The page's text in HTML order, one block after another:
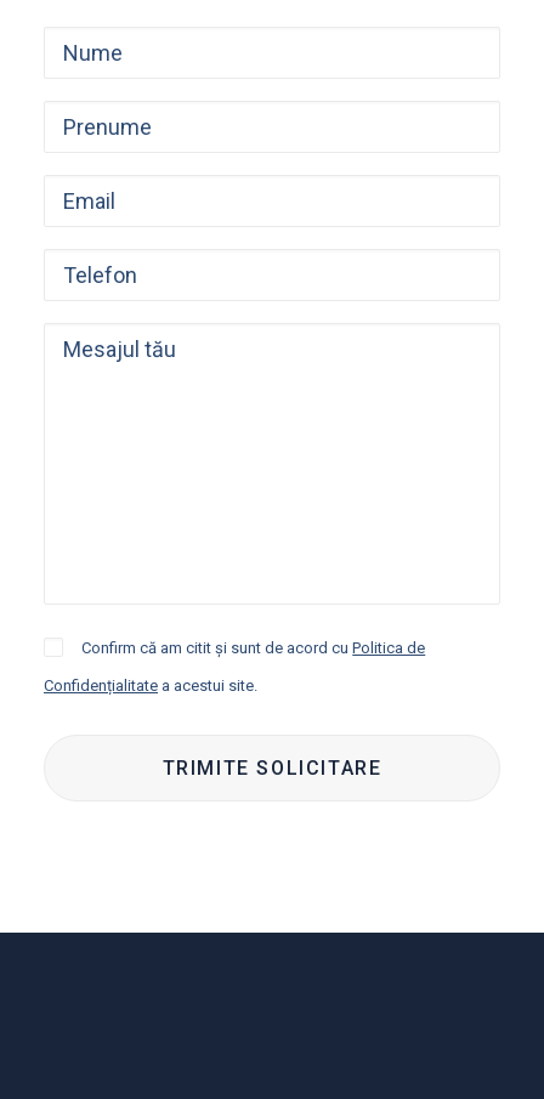
Confirm că am citit și sunt de acord cuPolitica de
Confidențialitate a acestui site.